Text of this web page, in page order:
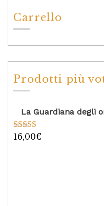
Carrello
Prodotti più
La Guardiana degli
Valutato
16,00€